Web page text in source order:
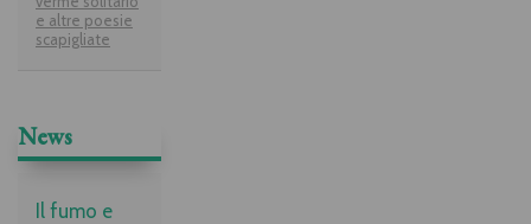
e altre poesie
scapigliate
News
Il fumo e